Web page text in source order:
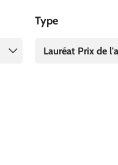
Type
Lauréat Prix de